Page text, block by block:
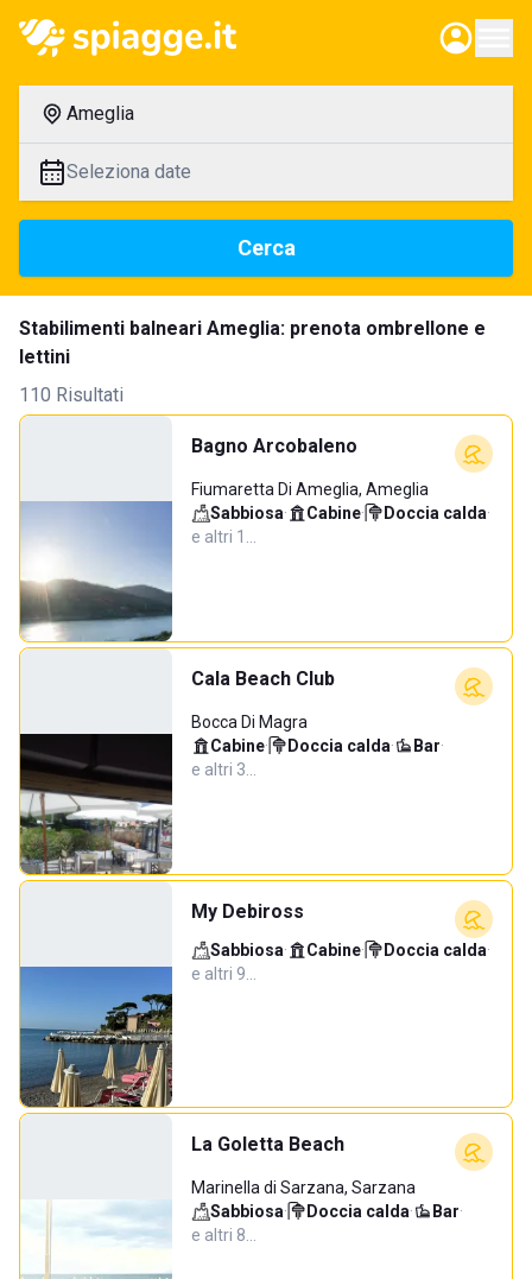
Ameglia
Seleziona date
Cerca
Stabilimenti balneari Ameglia: prenota ombrellone e
lettini
110 Risultati
Bagno Arcobaleno
Fiumaretta Di Ameglia, Ameglia
Sabbiosa· Cabine· Doccia calda·
e altri 1…
Cala Beach Club
Bocca Di Magra
Cabine· Doccia calda· Bar·
e altri 3…
My Debiross
Sabbiosa· Cabine· Doccia calda·
e altri 9…
La Goletta Beach
Marinella di Sarzana, Sarzana
Sabbiosa· Doccia calda· Bar·
e altri 8…